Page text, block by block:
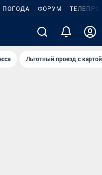
ПОГОДА ФОРУМ
Льготный проезд с